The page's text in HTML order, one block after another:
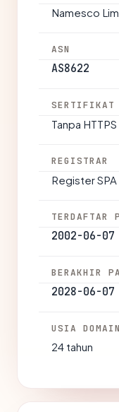
Namesco
ASN
AS8622
SERTIFIKAT
Tanpa HTTPS
REGISTRAR
Register SPA
TERDAFTAR
2002-06-07
BERAKHIR
2028-06-07
USIA DOMAIN
24 tahun